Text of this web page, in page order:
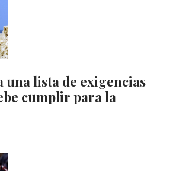
una lista de exigencias
cumplir para la